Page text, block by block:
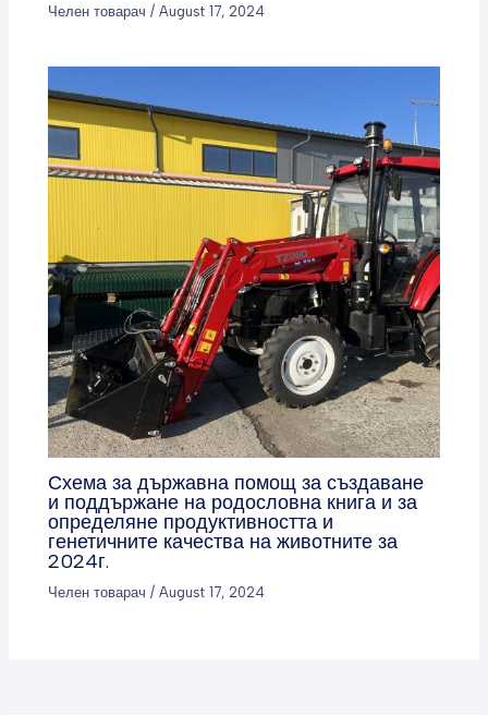
Челен товарач /August 17, 2024
Схема за държавна помощ за създаване
и поддържане на родословна книга и за
определяне продуктивността и
генетичните качества на животните за
2024г.
Челен товарач /August 17, 2024